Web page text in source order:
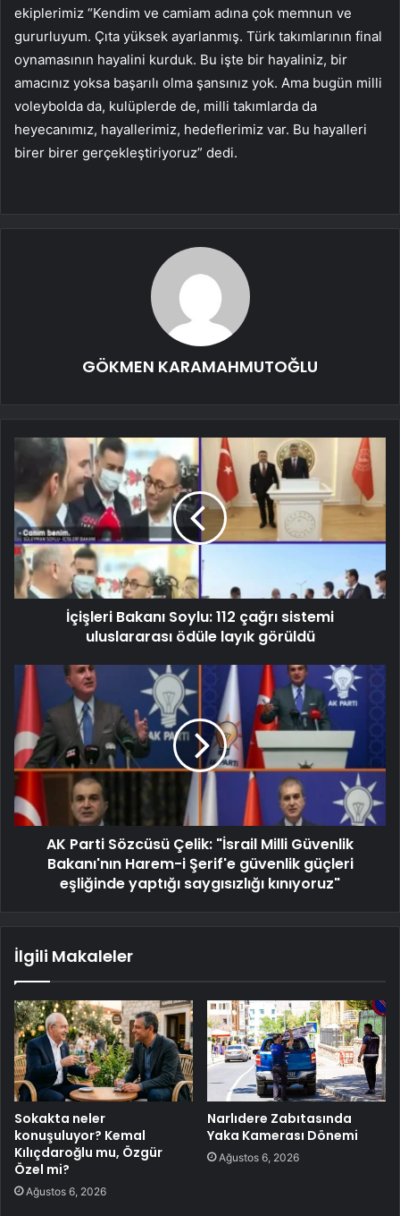
ekiplerimiz “Kendim ve camiam adına çok memnun ve
gururluyum. Çıta yüksek ayarlanmış. Türk takımlarının final
oynamasının hayalini kurduk. Bu işte bir hayaliniz, bir
amacınız yoksa başarılı olma şansınız yok. Ama bugün milli
voleybolda da, kulüplerde de, milli takımlarda da
heyecanımız, hayallerimiz, hedeflerimiz var. Bu hayalleri
birer birer gerçekleştiriyoruz” dedi.
GÖKMEN KARAMAHMUTOĞLU
İçişleri Bakanı Soylu: 112 çağrı sistemi
uluslararası ödüle layık görüldü
AK Parti Sözcüsü Çelik: "İsrail Milli Güvenlik
Bakanı'nın Harem-i Şerif'e güvenlik güçleri
eşliğinde yaptığı saygısızlığı kınıyoruz"
İlgili Makaleler
Sokakta neler
konuşuluyor? Kemal
Kılıçdaroğlu mu, Özgür
Özel mi?
Ağustos 6, 2026
Narlıdere Zabıtasında
Yaka Kamerası Dönemi
Ağustos 6, 2026